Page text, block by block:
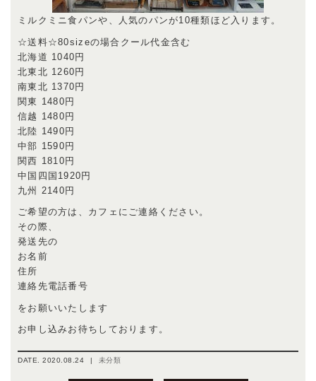
ミルクミニ食パンや、人気のパンが10種類ほど入ります。
☆送料☆80sizeの場合クール代金含む
北海道 1040円
北東北 1260円
南東北 1370円
関東 1480円
信越 1480円
北陸 1490円
中部 1590円
関西 1810円
中国四国1920円
九州 2140円
ご希望の方は、カフェにご連絡ください。
その際、
発送先の
お名前
住所
連絡先電話番号
をお願いいたします
お申し込みお待ちしております。
DATE.2020.08.24 | 未分類